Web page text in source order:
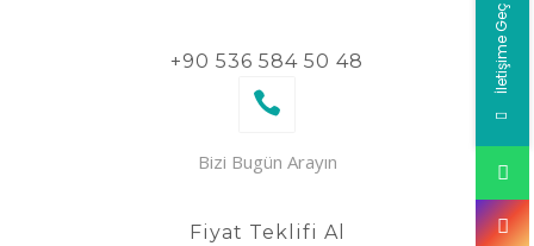
+90 536 584 50 48
Bizi Bugün Arayın
Fiyat Teklifi Al
İletişime Geç